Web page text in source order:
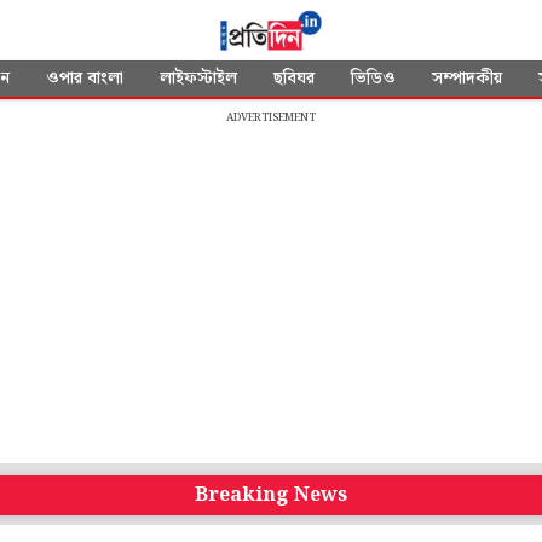
ওপার বাংলা লাইফস্টাইল ছবিঘর ভিডিও সম্পাদকীয়
ADVERTISEMENT
Breaking News